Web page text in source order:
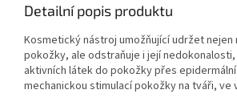
Detailní popis produktu
Kosmetický nástroj umožňující udržet
pokožky, ale odstraňuje i její
aktivních látek do pokožky přes
mechanickou stimulací pokožky na tváři, ve